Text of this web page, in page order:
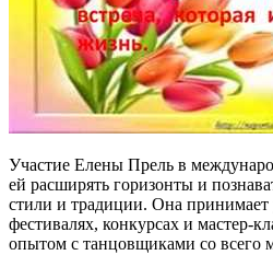
Участие Елены Прель в
ей расширять горизонты и
стили и традиции. Она принимает
фестивалях, конкурсах и мастер-
опытом с танцовщиками со всего